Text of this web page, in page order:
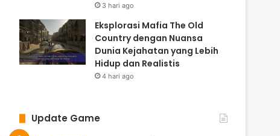
3 hari ago
Eksplorasi Mafia The Old
Country dengan Nuansa
Dunia Kejahatan yang Lebih
Hidup dan Realistis
4 hari ago
Update Game